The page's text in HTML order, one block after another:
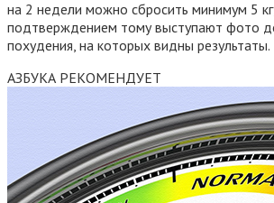
на 2 недели можно сбросить минимум 5
подтверждением тому выступают фото
похудения, на которых видны результаты.
АЗБУКА РЕКОМЕНДУЕТ